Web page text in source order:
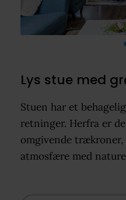
Lys stue med
Stuen har et
retninger. Herfra er
omgivende
atmosfære med